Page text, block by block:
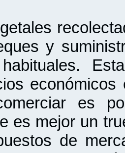
y
es
es mejor un
de